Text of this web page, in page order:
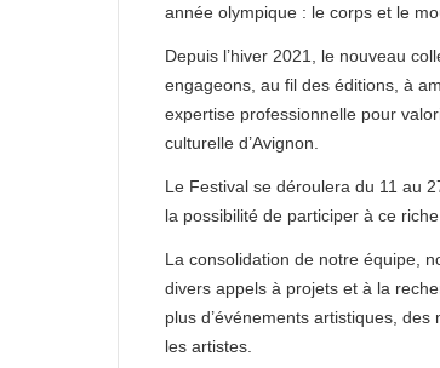
année olympique : le corps et le
Depuis l’hiver 2021, le nouveau
engageons, au fil des éditions, à
expertise professionnelle pour
culturelle d’Avignon.
Le Festival se déroulera du 11 au
la possibilité de participer à ce
La consolidation de notre équipe,
divers appels à projets et à la
plus d’événements artistiques,
les artistes.